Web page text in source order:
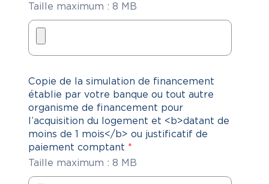
Taille maximum : 8 MB
Copie de la simulation de financement
établie par votre banque ou tout autre
organisme de financement pour
l’acquisition du logement et <b>datant de
moins de 1 mois</b> ou justificatif de
paiement comptant *
Taille maximum : 8 MB